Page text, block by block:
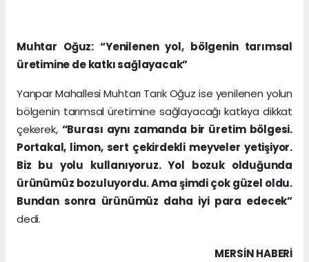
Muhtar Oğuz: “Yenilenen yol, bölgenin tarımsal
üretimine de katkı sağlayacak”
Yanpar Mahallesi Muhtarı Tarık Oğuz ise yenilenen yolun
bölgenin tarımsal üretimine sağlayacağı katkıya dikkat
çekerek, “Burası aynı zamanda bir üretim bölgesi.
Portakal, limon, sert çekirdekli meyveler yetişiyor.
Biz bu yolu kullanıyoruz. Yol bozuk olduğunda
ürünümüz bozuluyordu. Ama şimdi çok güzel oldu.
Bundan sonra ürünümüz daha iyi para edecek”
dedi.
MERSIN HABERİ